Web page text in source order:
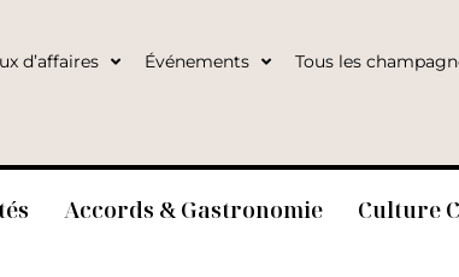
d’affaires Événements Tous les
Accords & Gastronomie Culture